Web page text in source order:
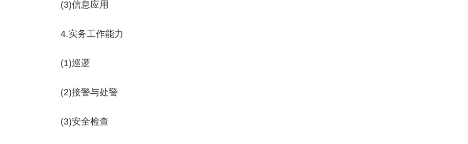
(3)信息应用
4.实务工作能力
(1)巡逻
(2)接警与处警
(3)安全检查